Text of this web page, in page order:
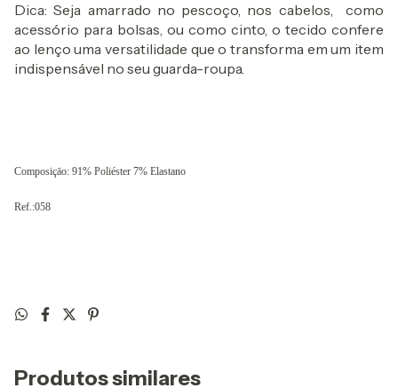
Dica: Seja amarrado no pescoço, nos cabelos, como
acessório para bolsas, ou como cinto, o tecido confere
ao lenço uma versatilidade que o transforma em um item
indispensável no seu guarda-roupa.
Composiçāo: 91% Poliéster 7% Elastano
Ref.:058
Produtos similares